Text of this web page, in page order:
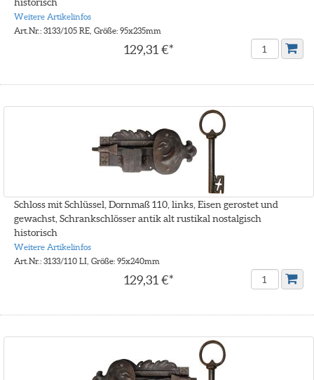
Weitere Artikelinfos
Art.Nr.: 3133/105 RE, Größe: 95x235mm
129,31 €*
Schloss mit Schlüssel, Dornmaß 110, links, Eisen gerostet und
gewachst, Schrankschlösser antik alt rustikal nostalgisch
historisch
Weitere Artikelinfos
Art.Nr.: 3133/110 LI, Größe: 95x240mm
129,31 €*